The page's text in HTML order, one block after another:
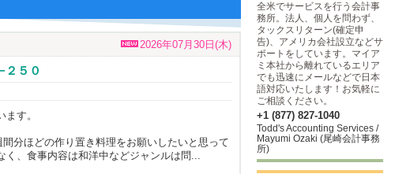
2026年07月30日(木)
２５０
す。
分ほどの作り置き料理をお願いしたいと思って
く、食事内容は和洋中などジャンルは問...
全米でサービスを行う会計事
務所。法人、個人を問わず、
タックスリターン(確定申
告)、アメリカ会社設立などサ
ポートをしています。マイア
ミ本社から離れているエリア
でも迅速にメールなどで日本
語対応いたします！お気軽に
ご相談ください。
+1 (877) 827-1040
Todd's Accounting Services /
Mayumi Ozaki (尾崎会計事務
所)